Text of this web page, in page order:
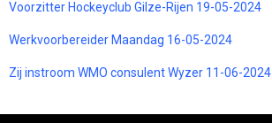
Voorzitter Hockeyclub Gilze-Rijen 19-05-2024
Werkvoorbereider Maandag 16-05-2024
Zij instroom WMO consulent Wyzer 11-06-2024